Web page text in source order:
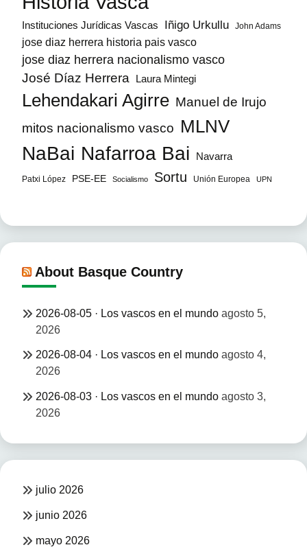
Instituciones Jurídicas Vascas Iñigo Urkullu John Adams
jose diaz herrera historia pais vasco
jose diaz herrera nacionalismo vasco
José Díaz Herrera Laura Mintegi
Lehendakari Agirre Manuel de Irujo
mitos nacionalismo vasco MLNV
NaBai Nafarroa Bai Navarra
Patxi López PSE-EE Socialismo Sortu Unión Europea UPN
About Basque Country
2026-08-05 · Los vascos en el mundo agosto 5,
2026
2026-08-04 · Los vascos en el mundo agosto 4,
2026
2026-08-03 · Los vascos en el mundo agosto 3,
2026
julio 2026
junio 2026
mayo 2026